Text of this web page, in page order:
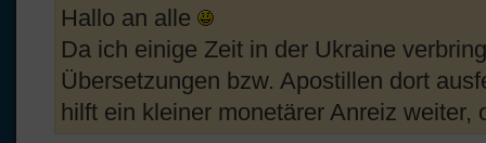
Hallo an alle
Da ich einige Zeit in der Ukraine
Übersetzungen bzw. Apostillen dort
hilft ein kleiner monetärer Anreiz weiter,